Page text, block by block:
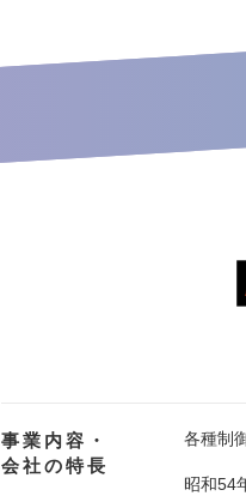
事業内容・
会社の特長
各種制
昭和54